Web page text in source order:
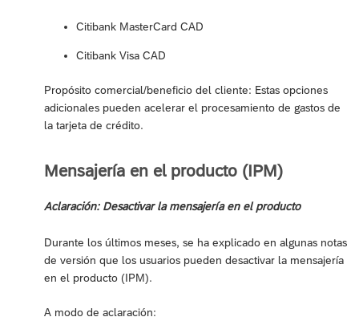
Citibank MasterCard CAD
Citibank Visa CAD
Propósito comercial/beneficio del cliente: Estas opciones
adicionales pueden acelerar el procesamiento de gastos de
la tarjeta de crédito.
Mensajería en el producto (IPM)
Aclaración: Desactivar la mensajería en el producto
Durante los últimos meses, se ha explicado en algunas notas
de versión que los usuarios pueden desactivar la mensajería
en el producto (IPM).
A modo de aclaración: